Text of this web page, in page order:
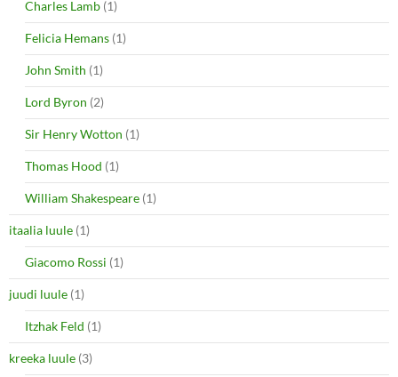
Charles Lamb (1)
Felicia Hemans (1)
John Smith (1)
Lord Byron (2)
Sir Henry Wotton (1)
Thomas Hood (1)
William Shakespeare (1)
itaalia luule (1)
Giacomo Rossi (1)
juudi luule (1)
Itzhak Feld (1)
kreeka luule (3)